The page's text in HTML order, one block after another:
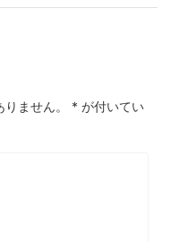
ません。 * が付いてい